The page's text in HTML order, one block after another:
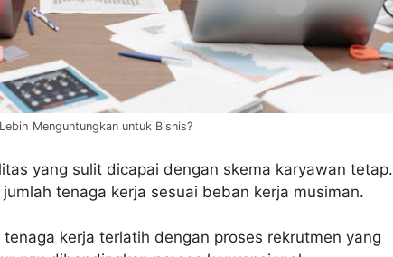
Menguntungkan untuk Bisnis?
yang sulit dicapai dengan skema karyawan tetap.
tenaga kerja sesuai beban kerja musiman.
kerja terlatih dengan proses rekrutmen yang